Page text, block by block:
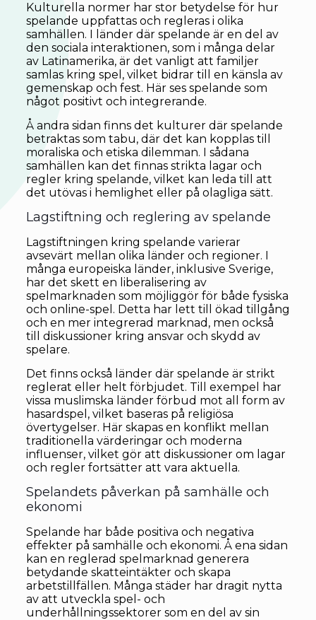
Kulturella normer har stor betydelse för hur
spelande uppfattas och regleras i olika
samhällen. I länder där spelande är en del av
den sociala interaktionen, som i många delar
av Latinamerika, är det vanligt att familjer
samlas kring spel, vilket bidrar till en känsla av
gemenskap och fest. Här ses spelande som
något positivt och integrerande.
Å andra sidan finns det kulturer där spelande
betraktas som tabu, där det kan kopplas till
moraliska och etiska dilemman. I sådana
samhällen kan det finnas strikta lagar och
regler kring spelande, vilket kan leda till att
det utövas i hemlighet eller på olagliga sätt.
Lagstiftning och reglering av spelande
Lagstiftningen kring spelande varierar
avsevärt mellan olika länder och regioner. I
många europeiska länder, inklusive Sverige,
har det skett en liberalisering av
spelmarknaden som möjliggör för både fysiska
och online-spel. Detta har lett till ökad tillgång
och en mer integrerad marknad, men också
till diskussioner kring ansvar och skydd av
spelare.
Det finns också länder där spelande är strikt
reglerat eller helt förbjudet. Till exempel har
vissa muslimska länder förbud mot all form av
hasardspel, vilket baseras på religiösa
övertygelser. Här skapas en konflikt mellan
traditionella värderingar och moderna
influenser, vilket gör att diskussioner om lagar
och regler fortsätter att vara aktuella.
Spelandets påverkan på samhälle och
ekonomi
Spelande har både positiva och negativa
effekter på samhälle och ekonomi. Å ena sidan
kan en reglerad spelmarknad generera
betydande skatteintäkter och skapa
arbetstillfällen. Många städer har dragit nytta
av att utveckla spel- och
underhållningssektorer som en del av sin